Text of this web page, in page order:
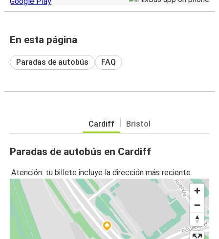
En esta página
Paradas de autobús FAQ
Cardiff Bristol
Paradas de autobús en Cardiff
Atención: tu billete incluye la dirección más reciente.